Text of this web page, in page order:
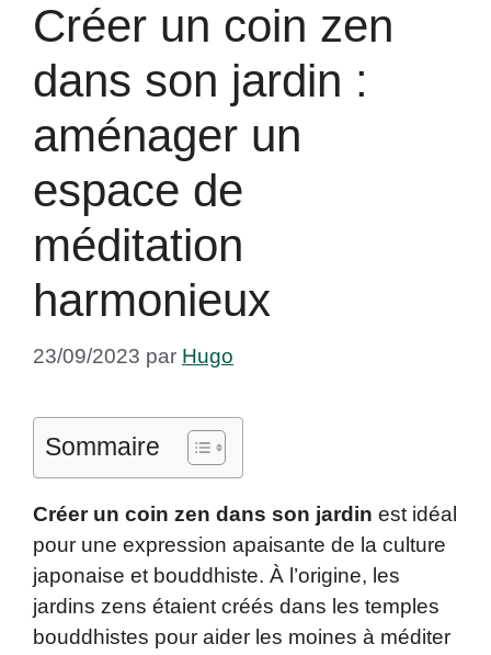
Créer un coin zen
dans son jardin :
aménager un
espace de
méditation
harmonieux
23/09/2023 par Hugo
Sommaire
Créer un coin zen dans son jardin est idéal
pour une expression apaisante de la culture
japonaise et bouddhiste. À l’origine, les
jardins zens étaient créés dans les temples
bouddhistes pour aider les moines à méditer